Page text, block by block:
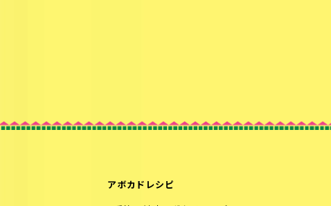
アボカドレシピ